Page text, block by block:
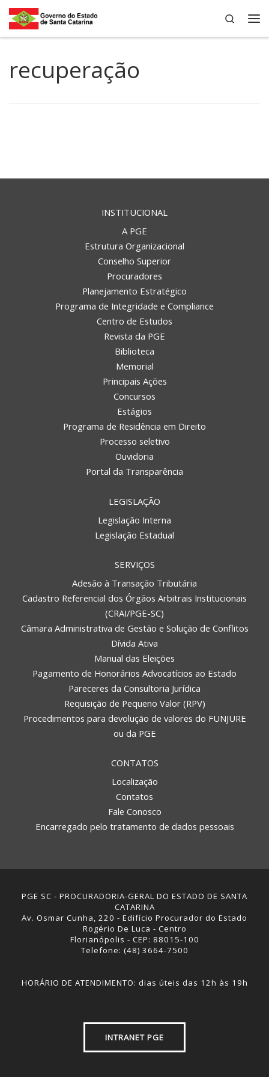
Skip to content
Search
recuperação
INSTITUCIONAL
A PGE
Estrutura Organizacional
Conselho Superior
Procuradores
Planejamento Estratégico
Programa de Integridade e Compliance
Centro de Estudos
Revista da PGE
Biblioteca
Memorial
Principais Ações
Concursos
Estágios
Programa de Residência em Direito
Processo seletivo
Ouvidoria
Portal da Transparência
LEGISLAÇÃO
Legislação Interna
Legislação Estadual
SERVIÇOS
Adesão à Transação Tributária
Cadastro Referencial dos Órgãos Arbitrais Institucionais
(CRAI/PGE-SC)
Câmara Administrativa de Gestão e Solução de Conflitos
Dívida Ativa
Manual das Eleições
Pagamento de Honorários Advocatícios ao Estado
Pareceres da Consultoria Jurídica
Requisição de Pequeno Valor (RPV)
Procedimentos para devolução de valores do FUNJURE
ou da PGE
CONTATOS
Localização
Contatos
Fale Conosco
Encarregado pelo tratamento de dados pessoais
PGE SC - PROCURADORIA-GERAL DO ESTADO DE SANTA
CATARINA
Av. Osmar Cunha, 220 - Edifício Procurador do Estado
Rogério De Luca - Centro
Florianópolis - CEP: 88015-100
Telefone: (48) 3664-7500
HORÁRIO DE ATENDIMENTO: dias úteis das 12h às 19h
INTRANET PGE